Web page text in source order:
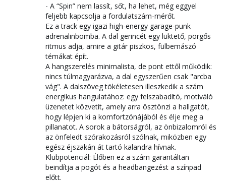
- A “Spin” nem lassít, sőt, ha lehet, még eggyel
feljebb kapcsolja a fordulatszám-mérőt.
Ez a track egy igazi high-energy garage-punk
adrenalinbomba. A dal gerincét egy lüktető, pörgős
ritmus adja, amire a gitár piszkos, fülbemászó
témákat épít.
A hangszerelés minimalista, de pont ettől működik:
nincs túlmagyarázva, a dal egyszerűen csak "arcba
vág". A dalszöveg tökéletesen illeszkedik a szám
energikus hangulatához: egy felszabadító, motiváló
üzenetet közvetít, amely arra ösztönzi a hallgatót,
hogy lépjen ki a komfortzónájából és élje meg a
pillanatot. A sorok a bátorságról, az önbizalomról és
az önfeledt szórakozásról szólnak, miközben egy
egész éjszakán át tartó kalandra hívnak.
Klubpotenciál: Élőben ez a szám garantáltan
beindítja a pogót és a headbangezést a színpad
előtt.